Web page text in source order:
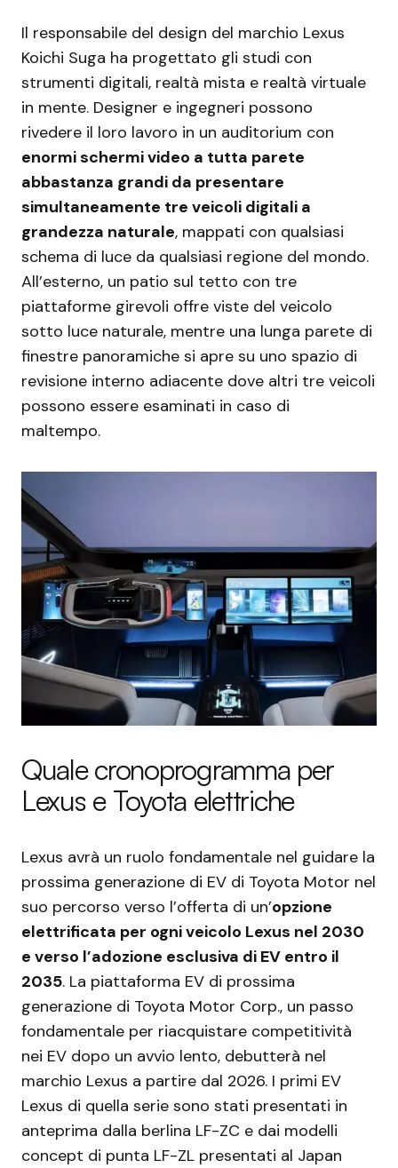
Il responsabile del design del marchio Lexus
Koichi Suga ha progettato gli studi con
strumenti digitali, realtà mista e realtà virtuale
in mente. Designer e ingegneri possono
rivedere il loro lavoro in un auditorium con
enormi schermi video a tutta parete
abbastanza grandi da presentare
simultaneamente tre veicoli digitali a
grandezza naturale, mappati con qualsiasi
schema di luce da qualsiasi regione del mondo.
All’esterno, un patio sul tetto con tre
piattaforme girevoli offre viste del veicolo
sotto luce naturale, mentre una lunga parete di
finestre panoramiche si apre su uno spazio di
revisione interno adiacente dove altri tre veicoli
possono essere esaminati in caso di
maltempo.
Quale cronoprogramma per
Lexus e Toyota elettriche
Lexus avrà un ruolo fondamentale nel guidare la
prossima generazione di EV di Toyota Motor nel
suo percorso verso l’offerta di un’opzione
elettrificata per ogni veicolo Lexus nel 2030
e verso l’adozione esclusiva di EV entro il
2035. La piattaforma EV di prossima
generazione di Toyota Motor Corp., un passo
fondamentale per riacquistare competitività
nei EV dopo un avvio lento, debutterà nel
marchio Lexus a partire dal 2026. I primi EV
Lexus di quella serie sono stati presentati in
anteprima dalla berlina LF-ZC e dai modelli
concept di punta LF-ZL presentati al Japan